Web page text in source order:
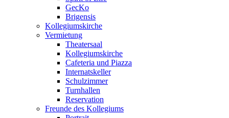
GecKo
Brigensis
Kollegiumskirche
Vermietung
Theatersaal
Kollegiumskirche
Cafeteria und Piazza
Internatskeller
Schulzimmer
Turnhallen
Reservation
Freunde des Kollegiums